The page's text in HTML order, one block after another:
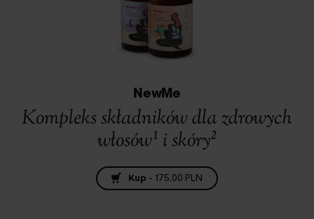
NewMe
Kompleks składników dla zdrowych
włosów¹ i skóry²
Kup - 175,00 PLN